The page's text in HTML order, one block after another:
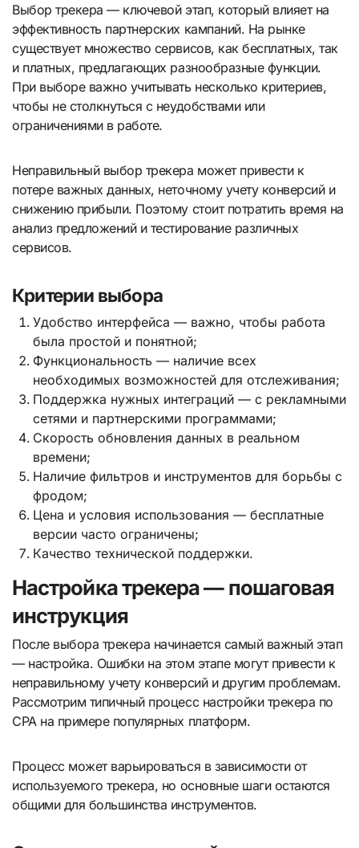
Выбор трекера — ключевой этап, который влияет на
эффективность партнерских кампаний. На рынке
существует множество сервисов, как бесплатных, так
и платных, предлагающих разнообразные функции.
При выборе важно учитывать несколько критериев,
чтобы не столкнуться с неудобствами или
ограничениями в работе.
Неправильный выбор трекера может привести к
потере важных данных, неточному учету конверсий и
снижению прибыли. Поэтому стоит потратить время на
анализ предложений и тестирование различных
сервисов.
Критерии выбора
Удобство интерфейса — важно, чтобы работа
была простой и понятной;
Функциональность — наличие всех
необходимых возможностей для отслеживания;
Поддержка нужных интеграций — с рекламными
сетями и партнерскими программами;
Скорость обновления данных в реальном
времени;
Наличие фильтров и инструментов для борьбы с
фродом;
Цена и условия использования — бесплатные
версии часто ограничены;
Качество технической поддержки.
Настройка трекера — пошаговая
инструкция
После выбора трекера начинается самый важный этап
— настройка. Ошибки на этом этапе могут привести к
неправильному учету конверсий и другим проблемам.
Рассмотрим типичный процесс настройки трекера по
CPA на примере популярных платформ.
Процесс может варьироваться в зависимости от
используемого трекера, но основные шаги остаются
общими для большинства инструментов.